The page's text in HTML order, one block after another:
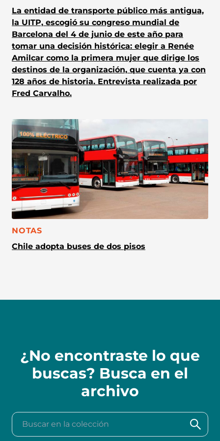
La entidad de transporte público más antigua,
la UITP, escogió su congreso mundial de
Barcelona del 4 de junio de este año para
tomar una decisión histórica: elegir a Renée
Amilcar como la primera mujer que dirige los
destinos de la organización, que cuenta ya con
128 años de historia. Entrevista realizada por
Fred Carvalho.
CATEGORÍA:
NOTAS
Chile adopta buses de dos pisos
¿No encontraste lo que
buscas? Busca en el
archivo
Buscar en la colección